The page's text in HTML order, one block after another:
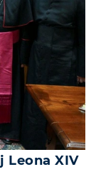
Leona XIV